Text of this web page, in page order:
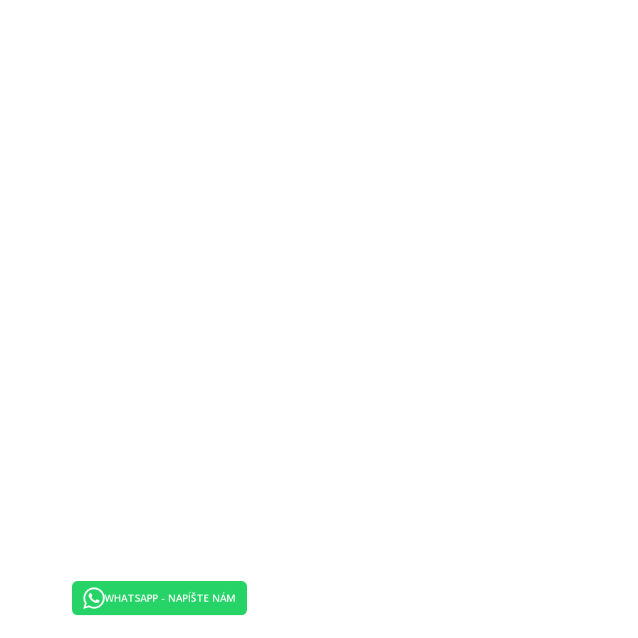
varnou kanvicou a mikrovlnnou rúrou. Dalej v apartmáne nájdete aj fén, satelitnú TV, trezor, balkón alebo terasu. V každej izbe je
vo vonkajšom bazéne vhodnom aj pre deti. K dispozícii je aj vnútorný bazén. Pre deti je tu detské ihrisko. Ak máte chut objavovat
prenájmu auta až po plánovanie výletov, a odporucí vám tie najlepšie miesta v okolí
WHATSAPP - NAPÍŠTE NÁM